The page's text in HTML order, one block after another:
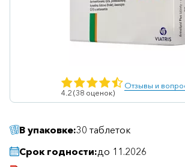
Ветеринарные
Гепатопротекторы
4.2 (38 оценок)
Отзывы и
В упаковке:30 таблеток
Срок годности:до 11.2026